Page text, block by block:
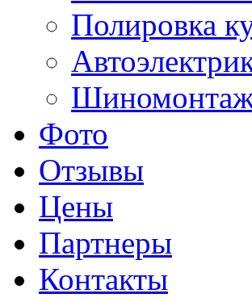
Полировка
Фото
Отзывы
Цены
Партнеры
Контакты